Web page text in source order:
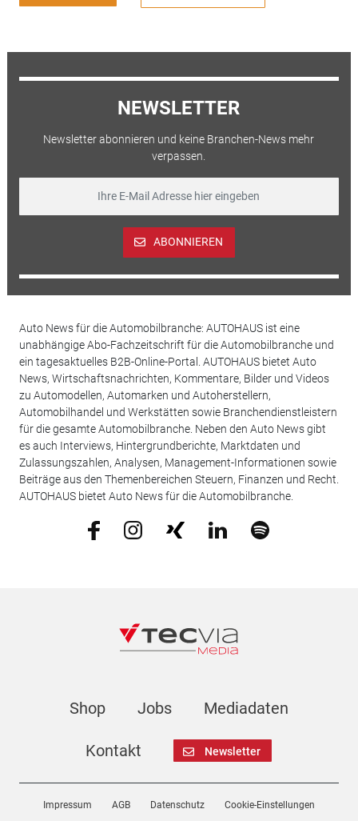
NEWSLETTER
Newsletter abonnieren und keine Branchen-News mehr
verpassen.
ABONNIEREN
Auto News für die Automobilbranche: AUTOHAUS ist eine
unabhängige Abo-Fachzeitschrift für die Automobilbranche und
ein tagesaktuelles B2B-Online-Portal. AUTOHAUS bietet Auto
News, Wirtschaftsnachrichten, Kommentare, Bilder und Videos
zu Automodellen, Automarken und Autoherstellern,
Automobilhandel und Werkstätten sowie Branchendienstleistern
für die gesamte Automobilbranche. Neben den Auto News gibt
es auch Interviews, Hintergrundberichte, Marktdaten und
Zulassungszahlen, Analysen, Management-Informationen sowie
Beiträge aus den Themenbereichen Steuern, Finanzen und Recht.
AUTOHAUS bietet Auto News für die Automobilbranche.
Shop Jobs Mediadaten
Kontakt Newsletter
Impressum AGB Datenschutz Cookie-Einstellungen